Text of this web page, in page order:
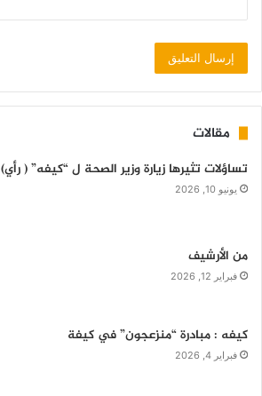
مقالات
تساؤلات تثيرها زيارة وزير الصحة ل “كيفه” ( رأي)
يونيو 10, 2026
من الأرشيف
فبراير 12, 2026
كيفه : مبادرة “منزعجون” في كيفة
فبراير 4, 2026